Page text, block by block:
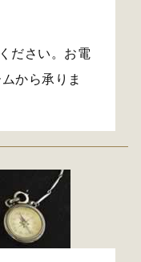
ださい。お電
から承りま